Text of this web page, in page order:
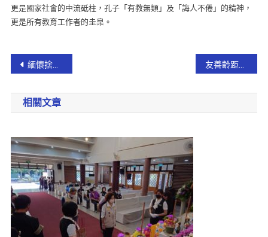
更是國家社會的中流砥柱，孔子「有教無類」及「誨人不倦」的精神，
更是所有教育工作者的圭臬。
緬懷捨身救人義舉 吳振立義人紀念碑今辦遷建揭碑
相關文章